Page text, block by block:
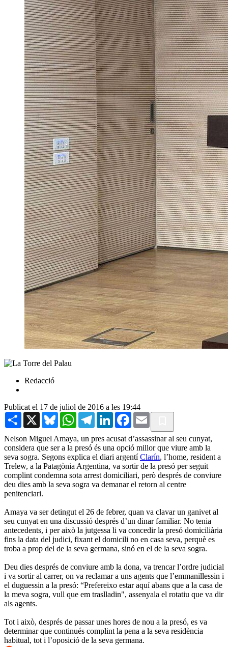
Redacció
Publicat el 17 de juliol de 2016 a les 19:44
Share X BlueskyWhatsAppTelegramLinkedInFacebook
Email
Nelson Miguel Amaya, un pres acusat d’assassinar al seu cunyat,
considera que ser a la presó és una opció millor que viure amb la
seva sogra. Segons explica el diari argentíClarín, l’home, resident a
Trelew, a la Patagònia Argentina, va sortir de la presó per seguit
complint condemna sota arrest domiciliari, però després de conviure
deu dies amb la seva sogra va demanar el retorn al centre
penitenciari.
Amaya va ser detingut el 26 de febrer, quan va clavar un ganivet al
seu cunyat en una discussió després d’un dinar familiar. No tenia
antecedents, i per això la jutgessa li va concedir la presó domiciliària
fins la data del judici, fixant el domicili no en casa seva, perquè es
troba a prop del de la seva germana, sinó en el de la seva sogra.
Deu dies després de conviure amb la dona, va trencar l’ordre judicial
i va sortir al carrer, on va reclamar a uns agents que l’emmanillessin i
el duguessin a la presó: “Prefereixo estar aquí abans que a la casa de
la meva sogra, vull que em traslladin", assenyala el rotatiu que va dir
als agents.
Tot i això, després de passar unes hores de nou a la presó, es va
determinar que continués complint la pena a la seva residència
habitual, tot i l’oposició de la seva germana.